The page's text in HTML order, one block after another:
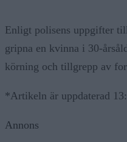
Enligt polisens uppgifter
gripna en kvinna i 30-
körning och tillgrepp av
*Artikeln är uppdaterad
Annons